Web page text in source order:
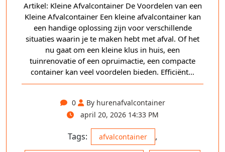
Artikel: Kleine Afvalcontainer De Voordelen van een
Kleine Afvalcontainer Een kleine afvalcontainer kan
een handige oplossing zijn voor verschillende
situaties waarin je te maken hebt met afval. Of het
nu gaat om een kleine klus in huis, een
tuinrenovatie of een opruimactie, een compacte
container kan veel voordelen bieden. Efficiënt…
0
By hurenafvalcontainer
april 20, 2026 14:33 PM
Tags: afvalcontainer ,